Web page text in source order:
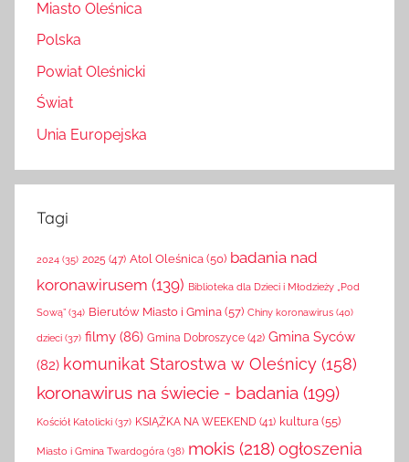
Miasto Oleśnica
Polska
Powiat Oleśnicki
Świat
Unia Europejska
Tagi
2024 (35) 2025 (47) Atol Oleśnica (50) badania nad
koronawirusem (139) Biblioteka dla Dzieci i Młodzieży „Pod
Sową” (34) Bierutów Miasto i Gmina (57) Chiny koronawirus (40)
dzieci (37) filmy (86) Gmina Dobroszyce (42) Gmina Syców
(82) komunikat Starostwa w Oleśnicy (158)
koronawirus na świecie - badania (199)
Kościół Katolicki (37) KSIĄŻKA NA WEEKEND (41) kultura (55)
Miasto i Gmina Twardogóra (38) mokis (218)ogłoszenia